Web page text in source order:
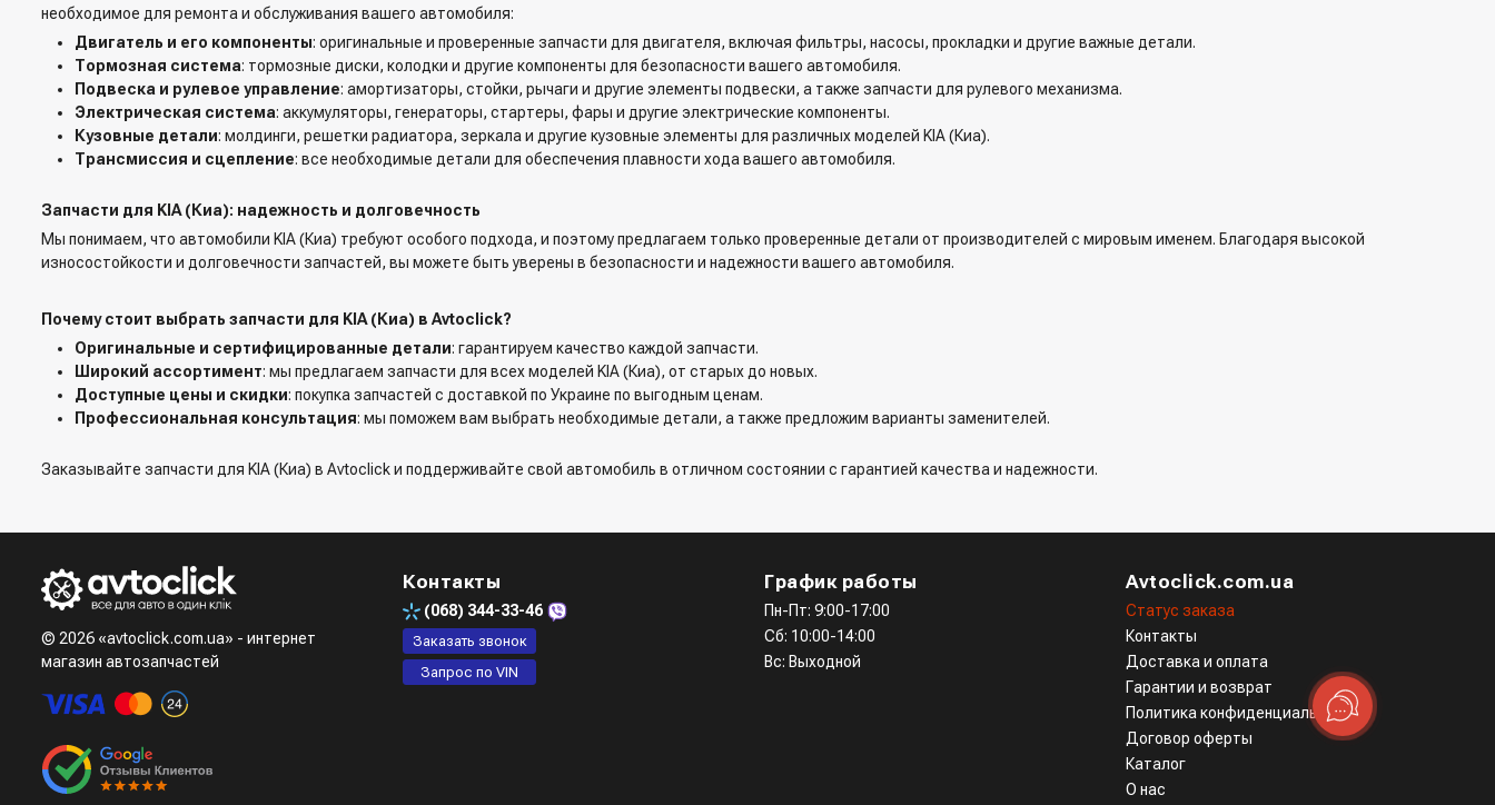
необходимое для ремонта и обслуживания вашего автомобиля:
Двигатель и его компоненты: оригинальные и проверенные запчасти для двигателя, включая фильтры, насосы, прокладки и другие важные детали.
Тормозная система: тормозные диски, колодки и другие компоненты для безопасности вашего автомобиля.
Подвеска и рулевое управление: амортизаторы, стойки, рычаги и другие элементы подвески, а также запчасти для рулевого механизма.
Электрическая система: аккумуляторы, генераторы, стартеры, фары и другие электрические компоненты.
Кузовные детали: молдинги, решетки радиатора, зеркала и другие кузовные элементы для различных моделей KIA (Киа).
Трансмиссия и сцепление: все необходимые детали для обеспечения плавности хода вашего автомобиля.
Запчасти для KIA (Киа): надежность и долговечность
Мы понимаем, что автомобили KIA (Киа) требуют особого подхода, и поэтому предлагаем только проверенные детали от производителей с мировым именем. Благодаря высокой
износостойкости и долговечности запчастей, вы можете быть уверены в безопасности и надежности вашего автомобиля.
Почему стоит выбрать запчасти для KIA (Киа) в Avtoclick?
Оригинальные и сертифицированные детали: гарантируем качество каждой запчасти.
Широкий ассортимент: мы предлагаем запчасти для всех моделей KIA (Киа), от старых до новых.
Доступные цены и скидки: покупка запчастей с доставкой по Украине по выгодным ценам.
Профессиональная консультация: мы поможем вам выбрать необходимые детали, а также предложим варианты заменителей.
Заказывайте запчасти для KIA (Киа) в Avtoclick и поддерживайте свой автомобиль в отличном состоянии с гарантией качества и надежности.
© 2026 «avtoclick.com.ua» - интернет
магазин автозапчастей
Контакты
(068) 344-33-46
Заказать звонок
Запрос по VIN
График работы
Пн-Пт: 9:00-17:00
Сб: 10:00-14:00
Вс: Выходной
Avtoclick.com.ua
Статус заказа
Контакты
Доставка и оплата
Гарантии и возврат
Политика конфиденциальности
Договор оферты
Каталог
О нас